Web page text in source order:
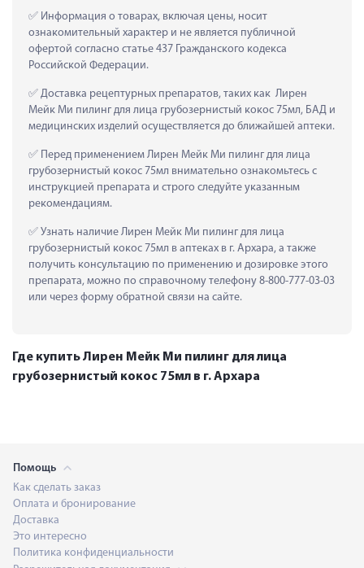
Информация о товарах, включая цены, носит
ознакомительный характер и не является публичной
офертой согласно статье 437 Гражданского кодекса
Российской Федерации.
Доставка рецептурных препаратов, таких как  Лирен
Мейк Ми пилинг для лица грубозернистый кокос 75мл, БАД и
медицинских изделий осуществляется до ближайшей аптеки.
Перед применением Лирен Мейк Ми пилинг для лица
грубозернистый кокос 75мл внимательно ознакомьтесь с
инструкцией препарата и строго следуйте указанным
рекомендациям.
Узнать наличие Лирен Мейк Ми пилинг для лица
грубозернистый кокос 75мл в аптеках в г. Архара, а также
получить консультацию по применению и дозировке этого
препарата, можно по справочному телефону 8-800-777-03-03
или через форму обратной связи на сайте.
Где купить Лирен Мейк Ми пилинг для лица
грубозернистый кокос 75мл в г. Архара
Помощь
Как сделать заказ
Оплата и бронирование
Доставка
Это интересно
Политика конфиденциальности